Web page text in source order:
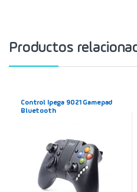
Productos
Control Ipega 9021 Gamepad
Bluetooth